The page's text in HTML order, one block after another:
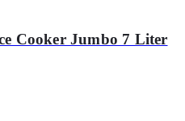
Cooker Jumbo 7 Liter